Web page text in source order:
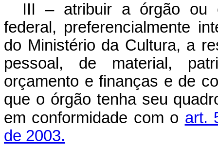
III – atribuir a órgão ou
federal, preferencialmente
do Ministério da Cultura, a
pessoal, de material,
orçamento e finanças e de
que o órgão tenha seu
em conformidade com o art.
de 2003.